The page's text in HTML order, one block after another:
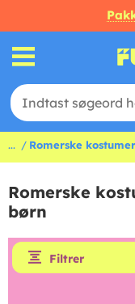
... Romerske
Romerske
børn
Filtrer